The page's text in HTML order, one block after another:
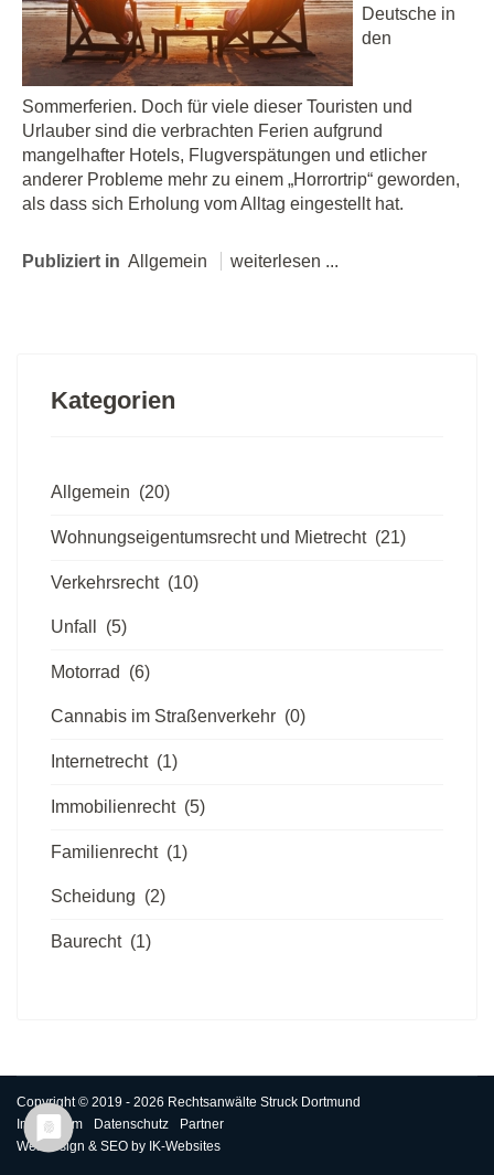
Deutsche in
den
Sommerferien. Doch für viele dieser Touristen und
Urlauber sind die verbrachten Ferien aufgrund
mangelhafter Hotels, Flugverspätungen und etlicher
anderer Probleme mehr zu einem „Horrortrip“ geworden,
als dass sich Erholung vom Alltag eingestellt hat.
Publiziert in Allgemein weiterlesen ...
Kategorien
Allgemein (20)
Wohnungseigentumsrecht und Mietrecht (21)
Verkehrsrecht (10)
Unfall (5)
Motorrad (6)
Cannabis im Straßenverkehr (0)
Internetrecht (1)
Immobilienrecht (5)
Familienrecht (1)
Scheidung (2)
Baurecht (1)
Copyright © 2019 - 2026 Rechtsanwälte Struck Dortmund
Impressum
Datenschutz
Partner
Webdesign & SEO by IK-Websites